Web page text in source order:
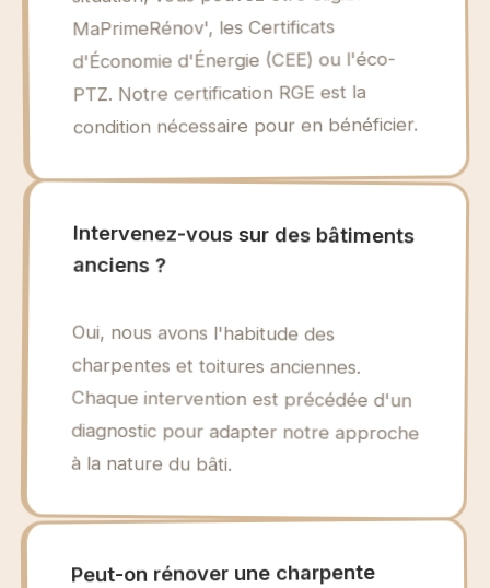
MaPrimeRénov', les Certificats
d'Économie d'Énergie (CEE) ou l'éco-
PTZ. Notre certification RGE est la
condition nécessaire pour en bénéficier.
Intervenez-vous sur des bâtiments
anciens ?
Oui, nous avons l'habitude des
charpentes et toitures anciennes.
Chaque intervention est précédée d'un
diagnostic pour adapter notre approche
à la nature du bâti.
Peut-on rénover une charpente